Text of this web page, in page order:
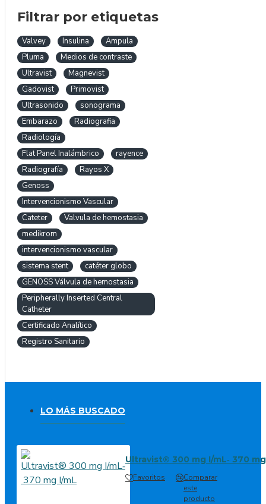
Filtrar por etiquetas
Valvey Insulina
Ampula
Pluma
Medios de contraste
Ultravist
Magnevist
Gadovist
Primovist
Ultrasonido
sonograma
Embarazo
Radiografia
Radiología
Flat Panel Inalámbrico
rayence
Radiografía
Rayos X
Genoss
Intervencionismo Vascular
Cateter
Valvula de hemostasia
medikrom
intervencionismo vascular
sistema stent
catéter globo
GENOSS Válvula de hemostasia
Peripherally Inserted Central
Catheter
Certificado Analítico
Registro Sanitario
LO MÁS BUSCADO
Ultravist® 300 mg I/mL‐ 370
Favoritos
Comparar
este
producto